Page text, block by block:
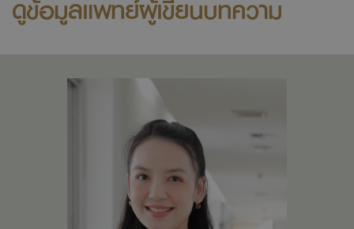
ดูข้อมูลแพทย์ผู้เขียนบทความ